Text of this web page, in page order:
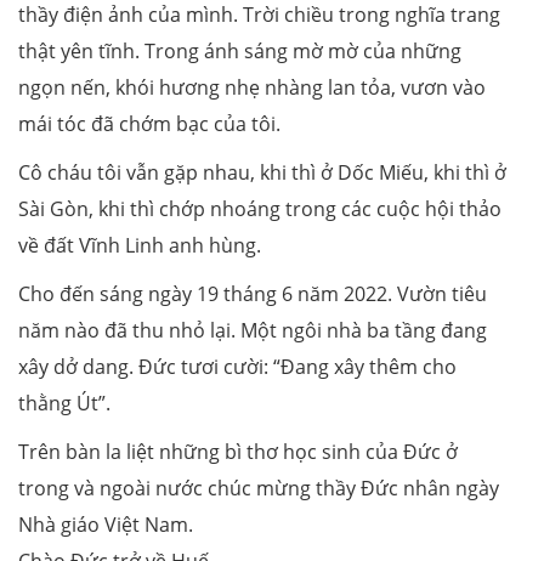
thầy điện ảnh của mình. Trời chiều trong nghĩa trang
thật yên tĩnh. Trong ánh sáng mờ mờ của những
ngọn nến, khói hương nhẹ nhàng lan tỏa, vươn vào
mái tóc đã chớm bạc của tôi.
Cô cháu tôi vẫn gặp nhau, khi thì ở Dốc Miếu, khi thì ở
Sài Gòn, khi thì chớp nhoáng trong các cuộc hội thảo
về đất Vĩnh Linh anh hùng.
Cho đến sáng ngày 19 tháng 6 năm 2022. Vườn tiêu
năm nào đã thu nhỏ lại. Một ngôi nhà ba tầng đang
xây dở dang. Đức tươi cười: “Đang xây thêm cho
thằng Út”.
Trên bàn la liệt những bì thơ học sinh của Đức ở
trong và ngoài nước chúc mừng thầy Đức nhân ngày
Nhà giáo Việt Nam.